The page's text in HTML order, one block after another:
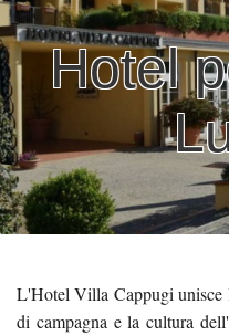
Hotel
L'Hotel Villa Cappugi unisce
di campagna e la cultura